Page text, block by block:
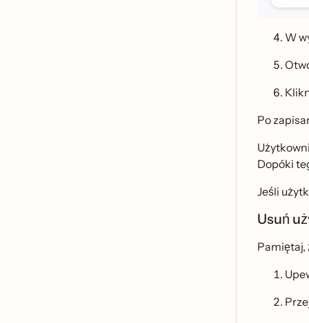
W
Po
Dopóki
Jeśli
Usuń
Pamiętaj,